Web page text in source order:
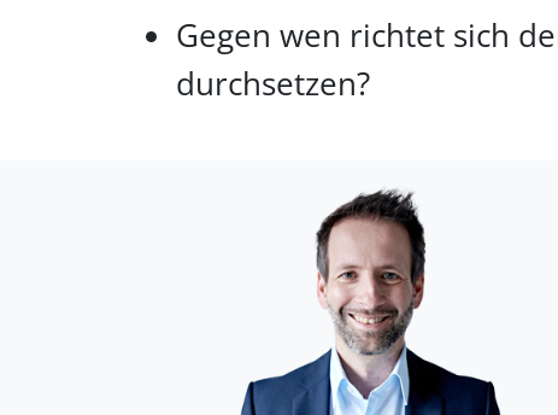
Gegen wen richtet sich
durchsetzen?